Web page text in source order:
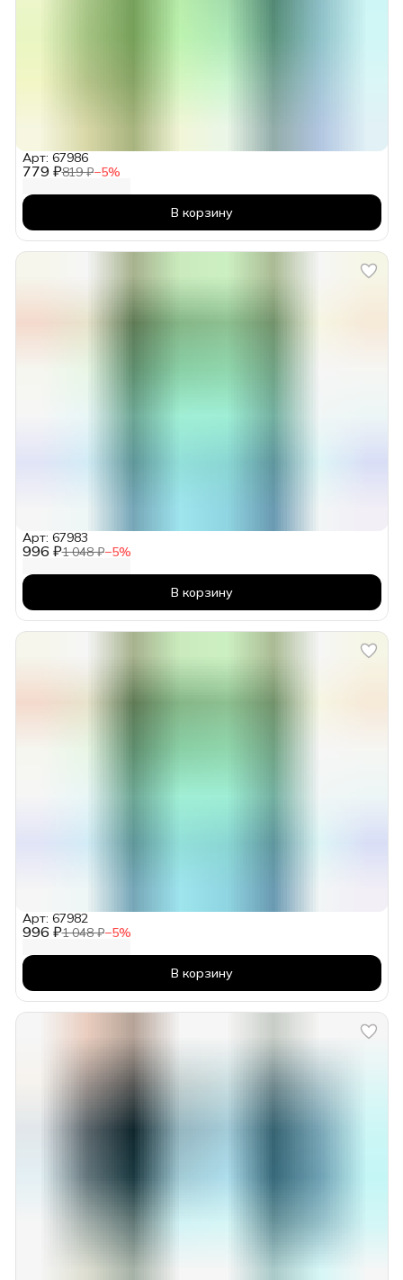
779 ₽819 ₽−5%
Арт: 67986
В корзину
996 ₽1 048 ₽−5%
Арт: 67983
В корзину
996 ₽1 048 ₽−5%
Арт: 67982
В корзину